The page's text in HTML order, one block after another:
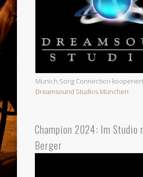
Munich Song Connection
Dreamsound Studios München
Champion 2024: Im Studio
Berger